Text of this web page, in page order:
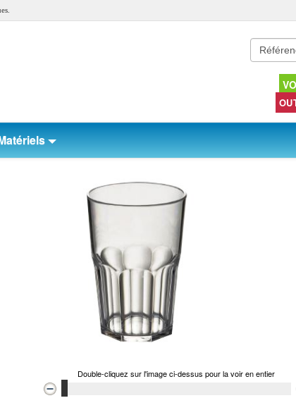
Double-cliquez sur l'image ci-dessus pour la voir en entier